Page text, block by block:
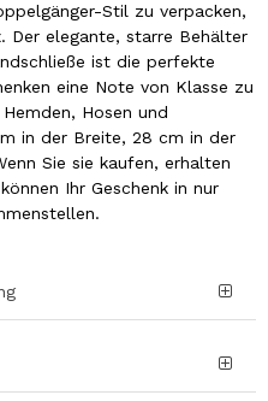
Stil zu verpacken,
Der elegante, starre Behälter
ist die perfekte
eine Note von Klasse zu
Hosen und
in der Breite, 28 cm in der
Sie sie kaufen, erhalten
Ihr Geschenk in nur